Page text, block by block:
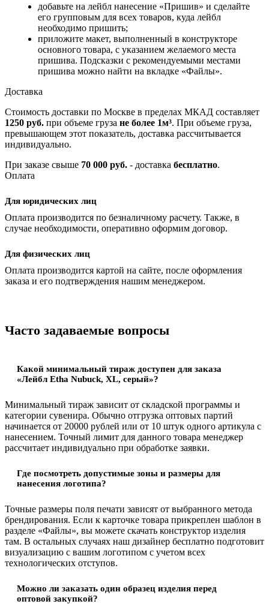
добавьте на лейбл нанесение «Пришив» и сделайте
его групповым для всех товаров, куда лейбл
необходимо пришить;
приложите макет, выполненный в конструкторе
основного товара, с указанием желаемого места
пришива. Подсказки с рекомендуемыми местами
пришива можно найти на вкладке «Файлы».
Доставка
Стоимость доставки по Москве в пределах МКАД составляет
1250 руб. при объеме груза не более 1м³. При объеме груза,
превышающем этот показатель, доставка рассчитывается
индивидуально.
При заказе свыше 70 000 руб. - доставка бесплатно.
Оплата
Для юридических лиц
Оплата производится по безналичному расчету. Также, в
случае необходимости, оперативно оформим договор.
Для физических лиц
Оплата производится картой на сайте, после оформления
заказа и его подтверждения нашим менеджером.
Часто задаваемые вопросы
Какой минимальный тираж доступен для заказа
«Лейбл Etha Nubuсk, XL, серый»?
Минимальный тираж зависит от складской программы и
категории сувенира. Обычно отгрузка оптовых партий
начинается от 20000 рублей или от 10 штук одного артикула с
нанесением. Точный лимит для данного товара менеджер
рассчитает индивидуально при обработке заявки.
Где посмотреть допустимые зоны и размеры для
нанесения логотипа?
Точные размеры поля печати зависят от выбранного метода
брендирования. Если к карточке товара прикреплен шаблон в
разделе «Файлы», вы можете скачать конструктор изделия
там. В остальных случаях наш дизайнер бесплатно подготовит
визуализацию с вашим логотипом с учетом всех
технологических отступов.
Можно ли заказать один образец изделия перед
оптовой закупкой?